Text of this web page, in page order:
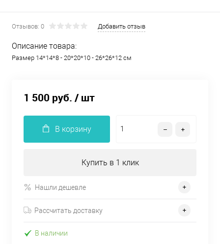
Отзывов: 0 Добавить отзыв
Описание товара:
Размер 14*14*8 - 20*20*10 - 26*26*12 см
1 500 руб. / шт
В корзину
Купить в 1 клик
Нашли дешевле
Рассчитать доставку
В наличии